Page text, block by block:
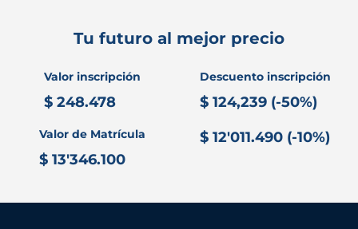
Tu futuro al mejor precio
Valor inscripción
$ 248.478
Descuento inscripción
$ 124,239 (-50%)
Valor de Matrícula
$ 13'346.100
$ 12'011.490 (-10%)